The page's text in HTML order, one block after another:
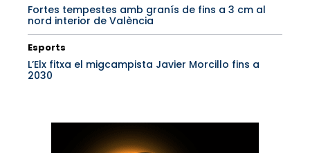
Fortes tempestes amb granís de fins a 3 cm al
nord interior de València
Esports
L’Elx fitxa el migcampista Javier Morcillo fins a
2030